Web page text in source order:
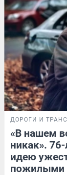
ДОРОГИ И
«В нашем
никак».
идею
пожилыми